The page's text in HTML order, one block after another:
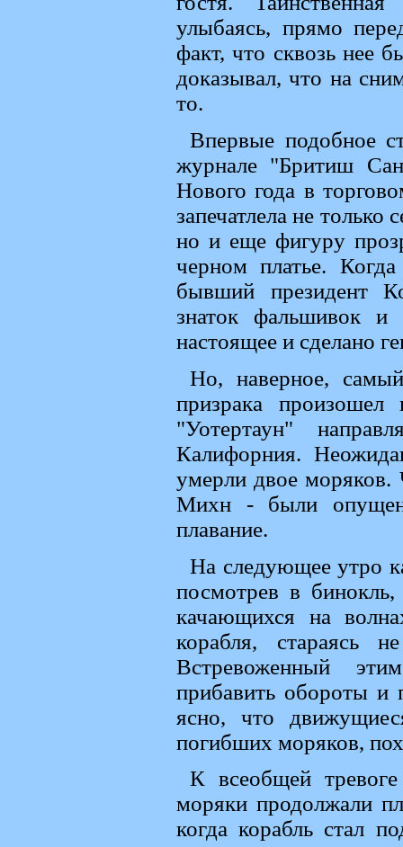
улыбаясь, прямо
факт, что сквозь нее
доказывал, что на
то.
Впервые подобное
журнале "Бритиш
Нового года в
запечатлела не
но и еще фигуру
черном платье.
бывший президент
знаток фальшивок и
настоящее и сделано
Но, наверное,
призрака
"Уотертаун"
Калифорния.
умерли двое
Михн - были
плавание.
На следующее утро
посмотрев в
качающихся на
корабля, стараясь
Встревоженный
прибавить обороты и
ясно, что
погибших моряков,
К всеобщей
моряки продолжали
когда корабль стал